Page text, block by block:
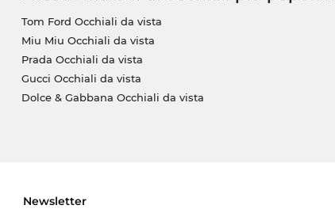
Tom Ford Occhiali da vista
Miu Miu Occhiali da vista
Prada Occhiali da vista
Gucci Occhiali da vista
Dolce & Gabbana Occhiali da vista
Newsletter